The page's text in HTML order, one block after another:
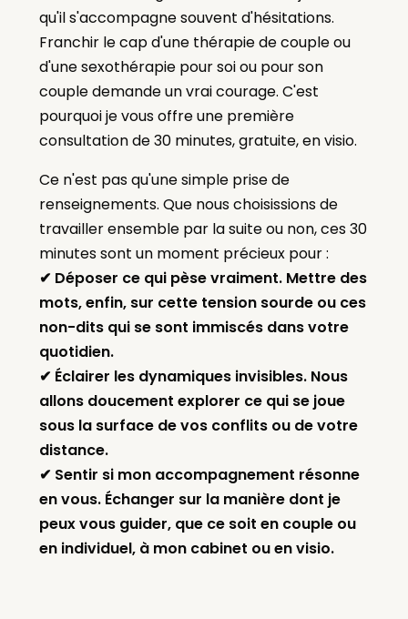
qu'il s'accompagne souvent d'hésitations.
Franchir le cap d'une thérapie de couple ou
d'une sexothérapie pour soi ou pour son
couple demande un vrai courage. C'est
pourquoi je vous offre une première
consultation de 30 minutes, gratuite, en visio.
Ce n'est pas qu'une simple prise de
renseignements. Que nous choisissions de
travailler ensemble par la suite ou non, ces 30
minutes sont un moment précieux pour :
✔ Déposer ce qui pèse vraiment. Mettre des
mots, enfin, sur cette tension sourde ou ces
non-dits qui se sont immiscés dans votre
quotidien.
✔ Éclairer les dynamiques invisibles. Nous
allons doucement explorer ce qui se joue
sous la surface de vos conflits ou de votre
distance.
✔ Sentir si mon accompagnement résonne
en vous. Échanger sur la manière dont je
peux vous guider, que ce soit en couple ou
en individuel, à mon cabinet ou en visio.